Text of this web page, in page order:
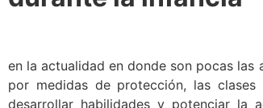
en la actualidad en donde son pocas las
por medidas de protección, las
desarrollar habilidades y potenciar la